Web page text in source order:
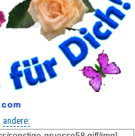
andere: